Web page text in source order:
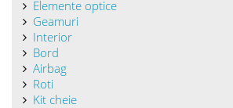
Elemente optice
Geamuri
Interior
Bord
Airbag
Roti
Kit cheie